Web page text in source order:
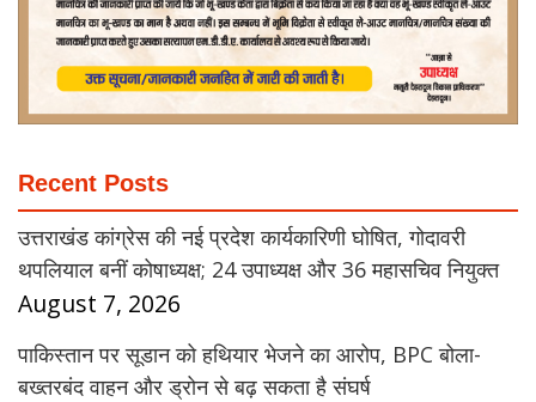
Recent Posts
उत्तराखंड कांग्रेस की नई प्रदेश कार्यकारिणी घोषित, गोदावरी
थपलियाल बनीं कोषाध्यक्ष; 24 उपाध्यक्ष और 36 महासचिव नियुक्त
August 7, 2026
पाकिस्तान पर सूडान को हथियार भेजने का आरोप, BPC बोला-
बख्तरबंद वाहन और ड्रोन से बढ़ सकता है संघर्ष